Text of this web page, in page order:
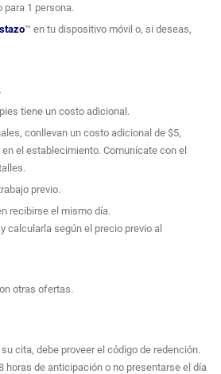
para 1 persona.
™ en tu dispositivo móvil o, si deseas,
tiene un costo adicional.
conllevan un costo adicional de $5,
el establecimiento. Comunícate con el
previo.
recibirse el mismo día.
calcularla según el precio previo al
otras ofertas.
cita, debe proveer el código de redención.
horas de anticipación o no presentarse el día